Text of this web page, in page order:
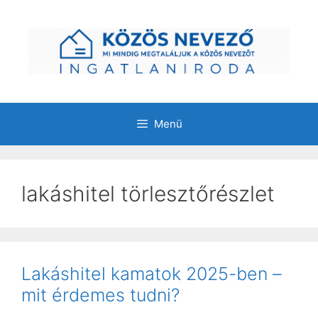
tartalomba
Menü
lakáshitel törlesztőrészlet
Lakáshitel kamatok 2025-ben –
mit érdemes tudni?